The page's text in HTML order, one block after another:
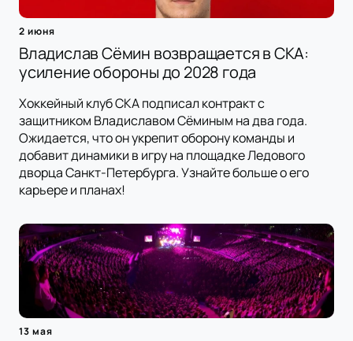
2 июня
Владислав Сёмин возвращается в СКА:
усиление обороны до 2028 года
Хоккейный клуб СКА подписал контракт с
защитником Владиславом Сёминым на два года.
Ожидается, что он укрепит оборону команды и
добавит динамики в игру на площадке Ледового
дворца Санкт-Петербурга. Узнайте больше о его
карьере и планах!
13 мая